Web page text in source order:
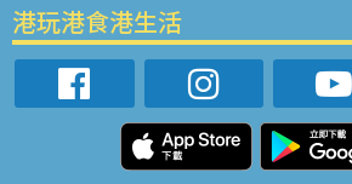
港玩港食港生活